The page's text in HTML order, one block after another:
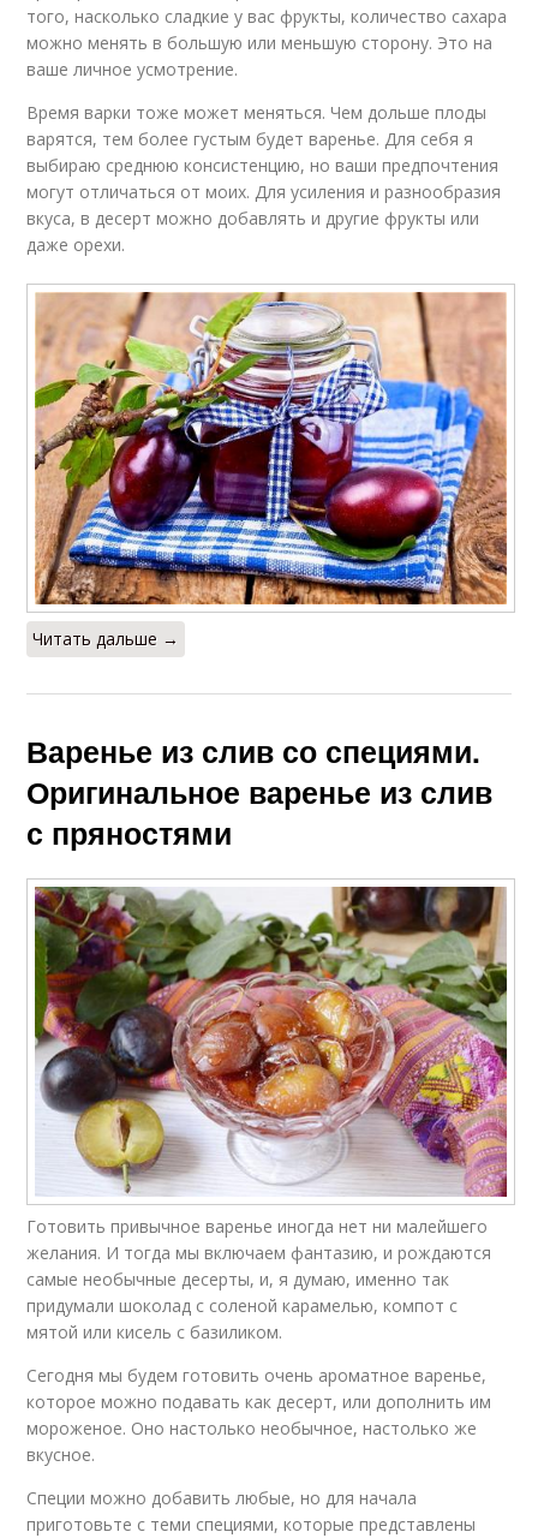
того, насколько сладкие у вас фрукты, количество сахара
можно менять в большую или меньшую сторону. Это на
ваше личное усмотрение.
Время варки тоже может меняться. Чем дольше плоды
варятся, тем более густым будет варенье. Для себя я
выбираю среднюю консистенцию, но ваши предпочтения
могут отличаться от моих. Для усиления и разнообразия
вкуса, в десерт можно добавлять и другие фрукты или
даже орехи.
Читать дальше →
Варенье из слив со специями.
Оригинальное варенье из слив
с пряностями
Готовить привычное варенье иногда нет ни малейшего
желания. И тогда мы включаем фантазию, и рождаются
самые необычные десерты, и, я думаю, именно так
придумали шоколад с соленой карамелью, компот с
мятой или кисель с базиликом.
Сегодня мы будем готовить очень ароматное варенье,
которое можно подавать как десерт, или дополнить им
мороженое. Оно настолько необычное, настолько же
вкусное.
Специи можно добавить любые, но для начала
приготовьте с теми специями, которые представлены